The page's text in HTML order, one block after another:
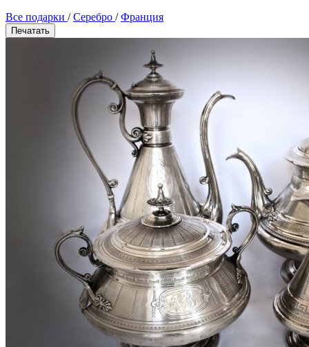
Все подарки /Серебро /Франция